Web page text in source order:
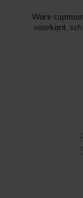
Ware
voorkant,